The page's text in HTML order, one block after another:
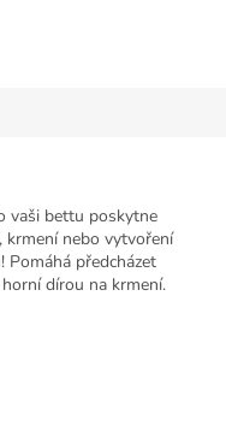
vaši bettu poskytne
krmení nebo vytvoření
Pomáhá předcházet
dírou na krmení.